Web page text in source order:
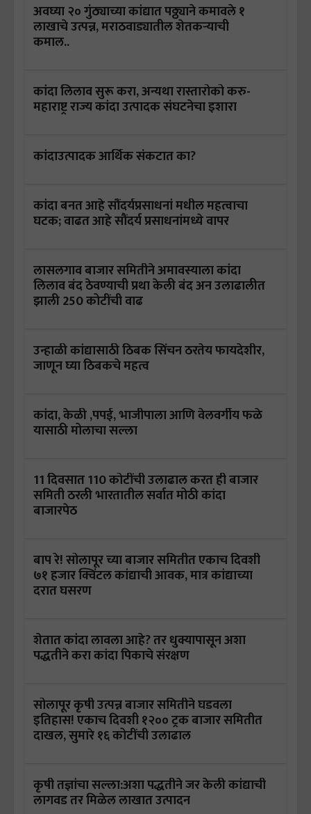
अवघ्या २० गुंठ्याच्या कांद्यात पठ्ठ्याने कमावले १
लाखाचे उत्पन्न, मराठवाड्यातील शेतकऱ्याची
कमाल..
कांदा लिलाव सुरू करा, अन्यथा रास्तारोको करु-
महाराष्ट्र राज्य कांदा उत्पादक संघटनेचा इशारा
कांदाउत्पादक आर्थिक संकटात का?
कांदा बनत आहे सौंदर्यप्रसाधनां मधील महत्वाचा
घटक; वाढत आहे सौंदर्य प्रसाधनांमध्ये वापर
लासलगाव बाजार समितीने अमावस्याला कांदा
लिलाव बंद ठेवण्याची प्रथा केली बंद अन उलाढालीत
झाली 250 कोटींची वाढ
उन्हाळी कांद्यासाठी ठिबक सिंचन ठरतेय फायदेशीर,
जाणून घ्या ठिबकचे महत्व
कांदा, केळी ,पपई, भाजीपाला आणि वेलवर्गीय फळे
यासाठी मोलाचा सल्ला
11 दिवसात 110 कोटींची उलाढाल करत ही बाजार
समिती ठरली भारतातील सर्वात मोठी कांदा
बाजारपेठ
बाप रे! सोलापूर च्या बाजार समितीत एकाच दिवशी
७१ हजार क्विंटल कांद्याची आवक, मात्र कांद्याच्या
दरात घसरण
शेतात कांदा लावला आहे? तर धुक्यापासून अशा
पद्धतीने करा कांदा पिकाचे संरक्षण
सोलापूर कृषी उत्पन्न बाजार समितीने घडवला
इतिहास! एकाच दिवशी १२०० ट्रक बाजार समितीत
दाखल, सुमारे १६ कोटींची उलाढाल
कृषी तज्ञांचा सल्ला:अशा पद्धतीने जर केली कांद्याची
लागवड तर मिळेल लाखात उत्पादन